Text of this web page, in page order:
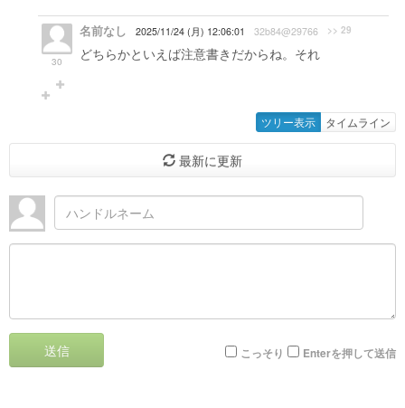
30
名前なし 2025/11/24 (月) 12:06:01 32b84@29766 >> 29
どちらかといえば注意書きだからね。それ
ツリー表示 タイムライン
最新に更新
送信 こっそり Enterを押して送信